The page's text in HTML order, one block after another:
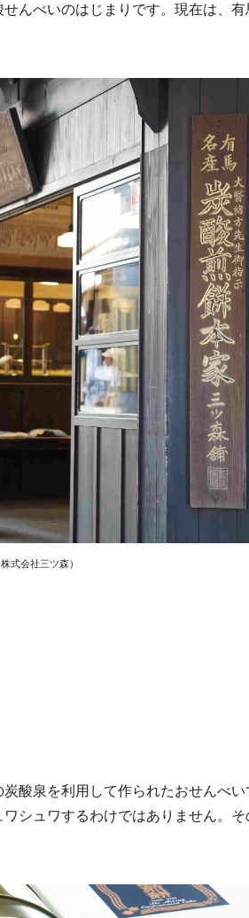
んべいのはじまりです。現在は、
式会社三ツ森）
酸泉を利用して作られたおせんべ
シュワするわけではありません。